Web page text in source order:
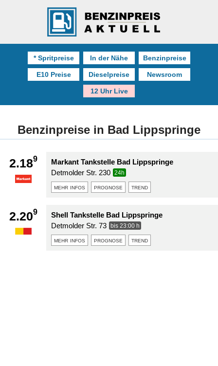
* Spritpreise In der Nähe Benzinpreise
E10 Preise Dieselpreise Newsroom
12 Uhr Live
Benzinpreise in Bad Lippspringe
2.189
Markant Tankstelle Bad Lippspringe
Detmolder Str. 230
24h
mehr infos prognose trend
2.209
Shell Tankstelle Bad Lippspringe
Detmolder Str. 73
bis 23:00 h
mehr infos prognose trend